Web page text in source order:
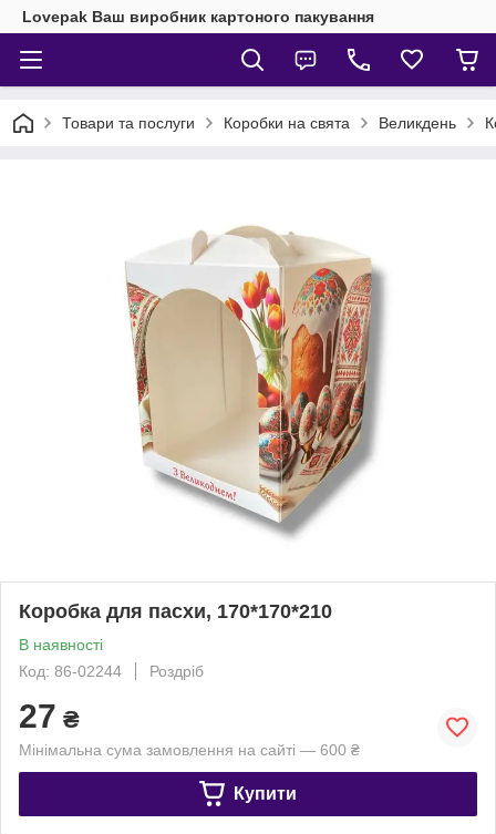
Lovepak Ваш виробник картоного пакування
Товари та послуги Коробки на свята Великдень
Коробка для пасхи, 170*170*210
В наявності
Код: 86-02244
Роздріб
27 ₴
Мінімальна сума замовлення на сайті — 600 ₴
Купити